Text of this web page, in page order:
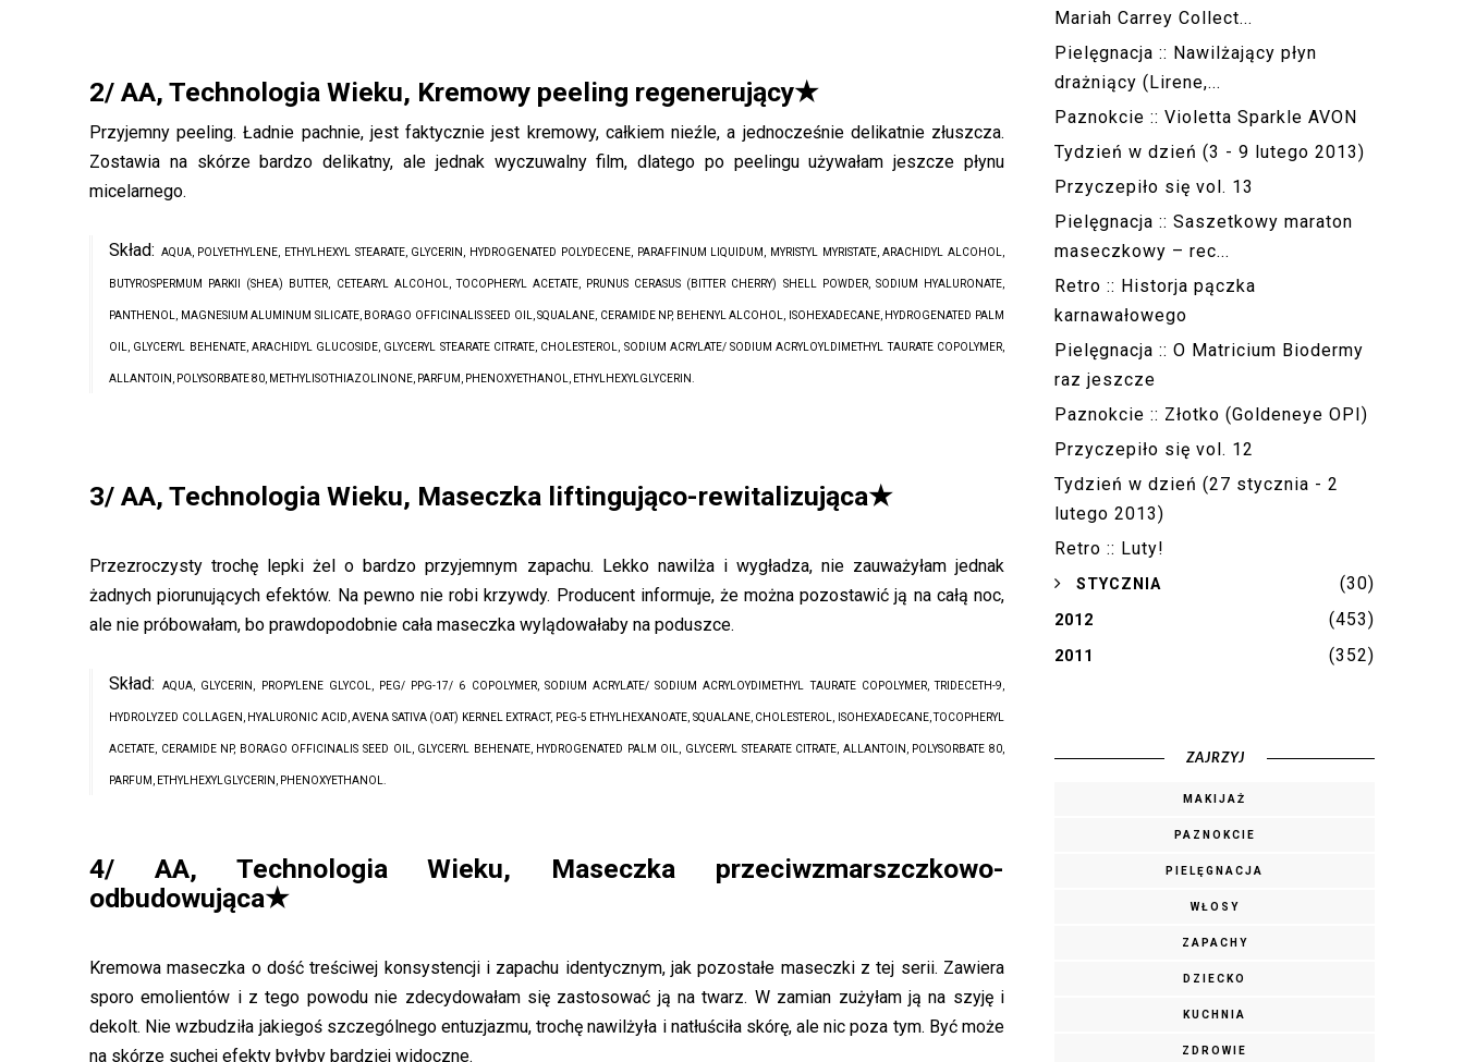
2/ AA, Technologia Wieku, Kremowy peeling regenerujący★
Przyjemny peeling. Ładnie pachnie, jest faktycznie jest kremowy, całkiem nieźle, a jednocześnie delikatnie złuszcza.
Zostawia na skórze bardzo delikatny, ale jednak wyczuwalny film, dlatego po peelingu używałam jeszcze płynu
micelarnego.
Skład: AQUA, POLYETHYLENE, ETHYLHEXYL STEARATE, GLYCERIN, HYDROGENATED POLYDECENE, PARAFFINUM LIQUIDUM, MYRISTYL MYRISTATE, ARACHIDYL ALCOHOL,
BUTYROSPERMUM PARKII (SHEA) BUTTER, CETEARYL ALCOHOL, TOCOPHERYL ACETATE, PRUNUS CERASUS (BITTER CHERRY) SHELL POWDER, SODIUM HYALURONATE,
PANTHENOL, MAGNESIUM ALUMINUM SILICATE, BORAGO OFFICINALIS SEED OIL, SQUALANE, CERAMIDE NP, BEHENYL ALCOHOL, ISOHEXADECANE, HYDROGENATED PALM
OIL, GLYCERYL BEHENATE, ARACHIDYL GLUCOSIDE, GLYCERYL STEARATE CITRATE, CHOLESTEROL, SODIUM ACRYLATE/ SODIUM ACRYLOYLDIMETHYL TAURATE COPOLYMER,
ALLANTOIN, POLYSORBATE 80, METHYLISOTHIAZOLINONE, PARFUM, PHENOXYETHANOL, ETHYLHEXYLGLYCERIN.
3/ AA, Technologia Wieku, Maseczka liftingująco-rewitalizująca★
Przezroczysty trochę lepki żel o bardzo przyjemnym zapachu. Lekko nawilża i wygładza, nie zauważyłam jednak
żadnych piorunujących efektów. Na pewno nie robi krzywdy. Producent informuje, że można pozostawić ją na całą noc,
ale nie próbowałam, bo prawdopodobnie cała maseczka wylądowałaby na poduszce.
Skład:AQUA, GLYCERIN, PROPYLENE GLYCOL, PEG/ PPG-17/ 6 COPOLYMER, SODIUM ACRYLATE/ SODIUM ACRYLOYDIMETHYL TAURATE COPOLYMER, TRIDECETH-9,
HYDROLYZED COLLAGEN, HYALURONIC ACID, AVENA SATIVA (OAT) KERNEL EXTRACT, PEG-5 ETHYLHEXANOATE, SQUALANE, CHOLESTEROL, ISOHEXADECANE, TOCOPHERYL
ACETATE, CERAMIDE NP, BORAGO OFFICINALIS SEED OIL, GLYCERYL BEHENATE, HYDROGENATED PALM OIL, GLYCERYL STEARATE CITRATE, ALLANTOIN, POLYSORBATE 80,
PARFUM, ETHYLHEXYLGLYCERIN, PHENOXYETHANOL.
4/ AA, Technologia Wieku, Maseczka przeciwzmarszczkowo-
odbudowująca★
Kremowa maseczka o dość treściwej konsystencji i zapachu identycznym, jak pozostałe maseczki z tej serii. Zawiera
sporo emolientów i z tego powodu nie zdecydowałam się zastosować ją na twarz. W zamian zużyłam ją na szyję i
dekolt. Nie wzbudziła jakiegoś szczególnego entuzjazmu, trochę nawilżyła i natłuściła skórę, ale nic poza tym. Być może
na skórze suchej efekty byłyby bardziej widoczne.
Mariah Carrey Collect...
Pielęgnacja :: Nawilżający płyn
drażniący (Lirene,...
Paznokcie :: Violetta Sparkle AVON
Tydzień w dzień (3 - 9 lutego 2013)
Przyczepiło się vol. 13
Pielęgnacja :: Saszetkowy maraton
maseczkowy – rec...
Retro :: Historja pączka
karnawałowego
Pielęgnacja :: O Matricium Biodermy
raz jeszcze
Paznokcie :: Złotko (Goldeneye OPI)
Przyczepiło się vol. 12
Tydzień w dzień (27 stycznia - 2
lutego 2013)
Retro :: Luty!
►STYCZNIA (30)
2012 (453)
2011 (352)
ZAJRZYJ
MAKIJAŻ
PAZNOKCIE
PIELĘGNACJA
WŁOSY
ZAPACHY
DZIECKO
KUCHNIA
ZDROWIE